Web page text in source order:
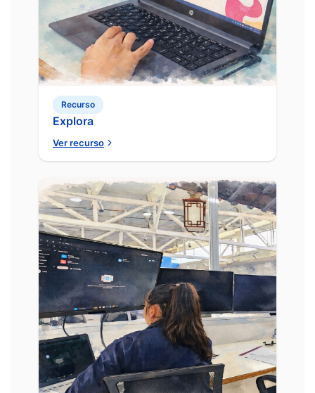
Recurso
Explora
Ver recurso